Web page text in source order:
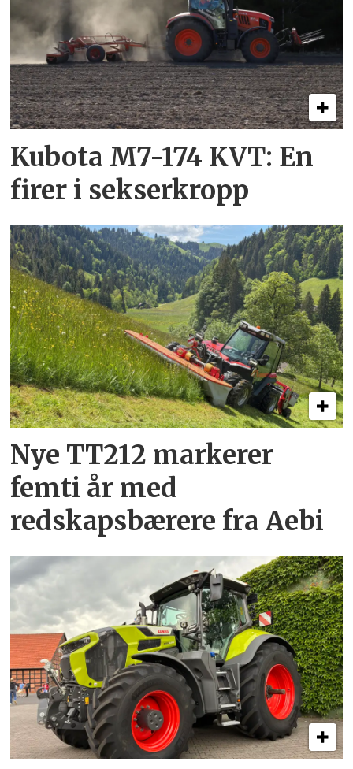
Kubota M7-174 KVT: En
firer i sekserkropp
Nye TT212 markerer
femti år­ med
redskapsbærere fra Aebi